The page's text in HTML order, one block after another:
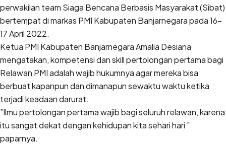
perwakilan team Siaga Bencana Berbasis Masyarakat (Sibat)
bertempat di markas PMI Kabupaten Banjarnegara pada 16-
17 April 2022.
Ketua PMI Kabupaten Banjarnegara Amalia Desiana
mengatakan, kompetensi dan skill pertolongan pertama bagi
Relawan PMI adalah wajib hukumnya agar mereka bisa
berbuat kapanpun dan dimanapun sewaktu waktu ketika
terjadi keadaan darurat.
”Ilmu pertolongan pertama wajib bagi seluruh relawan, karena
itu sangat dekat dengan kehidupan kita sehari hari ”
paparnya.